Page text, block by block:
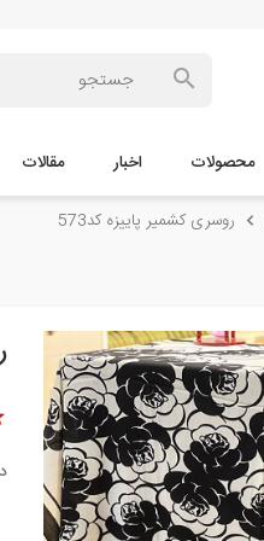
محصولات اخبار مقالات
روسری کشمیر پاییزه کد573